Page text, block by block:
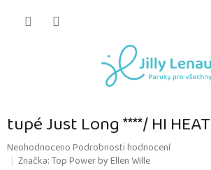
tupé Just Long ****/ HI HEAT
Průměrné
hodnocení
NeohodnocenoPodrobnosti hodnocení
Značka:Top Power by Ellen Wille